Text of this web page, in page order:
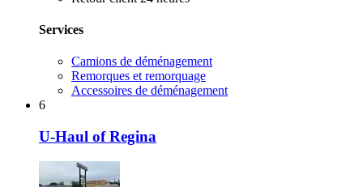
Services
Camions de déménagement
Remorques et remorquage
Accessoires de déménagement
6
U-Haul of Regina